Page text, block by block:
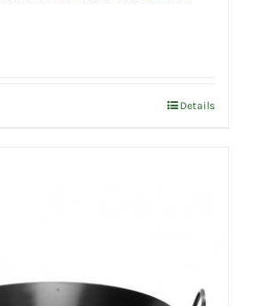
Details